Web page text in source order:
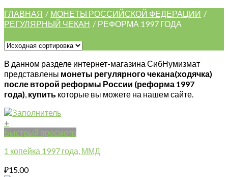
ГЛАВНАЯ / МОНЕТЫ РОССИЙСКОЙ ФЕДЕРАЦИИ /
РЕГУЛЯРНЫЙ ЧЕКАН / РЕФОРМА 1997 ГОДА
В данном разделе интернет-магазина СибНумизмат
представлены монеты регулярного чекана(ходячка)
после второй реформы России (реформа 1997
года), купить которые вы можете на нашем сайте.
+
Быстрый просмотр
1 копейка 1997 года, ММД
₽15.00